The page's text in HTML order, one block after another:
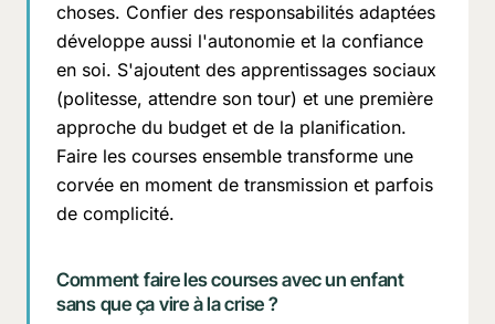
choses. Confier des responsabilités adaptées
développe aussi l'autonomie et la confiance
en soi. S'ajoutent des apprentissages sociaux
(politesse, attendre son tour) et une première
approche du budget et de la planification.
Faire les courses ensemble transforme une
corvée en moment de transmission et parfois
de complicité.
Comment faire les courses avec un enfant
sans que ça vire à la crise ?